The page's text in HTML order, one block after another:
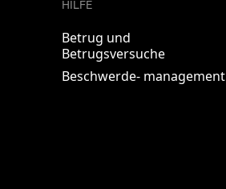
HILFE
Betrug und
Betrugsversuche
Beschwerde- management